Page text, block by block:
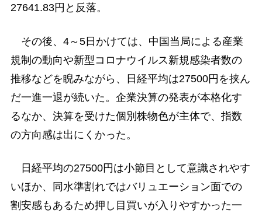
27641.83円と反落。
その後、4～5日かけては、中国当局による産業
規制の動向や新型コロナウイルス新規感染者数の
推移などを睨みながら、日経平均は27500円を挟ん
だ一進一退が続いた。企業決算の発表が本格化す
るなか、決算を受けた個別株物色が主体で、指数
の方向感は出にくかった。
日経平均の27500円は小節目として意識されやす
いほか、同水準割れではバリュエーション面での
割安感もあるため押し目買いが入りやすかった一